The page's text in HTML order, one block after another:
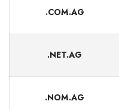
.COM.AG
.NET.AG
.NOM.AG